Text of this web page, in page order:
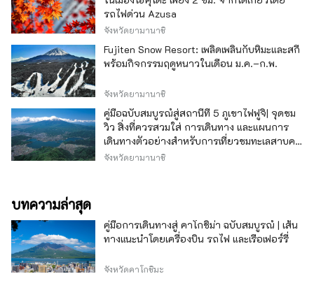
รถไฟด่วน Azusa
จังหวัดยามานาชิ
Fujiten Snow Resort: เพลิดเพลินกับหิมะและสกี
พร้อมกิจกรรมฤดูหนาวในเดือน ม.ค.–ก.พ.
จังหวัดยามานาชิ
คู่มือฉบับสมบูรณ์สู่สถานีที่ 5 ภูเขาไฟฟูจิ| จุดชม
วิว สิ่งที่ควรสวมใส่ การเดินทาง และแผนการ
เดินทางตัวอย่างสำหรับการเที่ยวชมทะเลสาบคา
วากุจิ
จังหวัดยามานาชิ
บทความล่าสุด
คู่มือการเดินทางสู่ คาโกชิม่า ฉบับสมบูรณ์ | เส้น
ทางแนะนำโดยเครื่องบิน รถไฟ และเรือเฟอร์รี่
จังหวัดคาโกชิมะ